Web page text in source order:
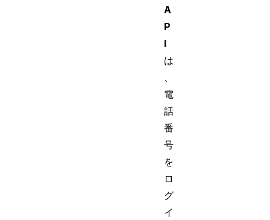
A
P
I
は
、
電
話
番
号
を
ロ
グ
イ